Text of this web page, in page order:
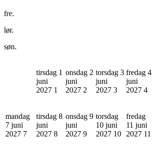
fre.
lør.
søn.
tirsdag 1
juni
2027 1
onsdag 2
juni
2027 2
torsdag 3
juni
2027 3
fredag 4
juni
2027 4
mandag
7 juni
2027 7
tirsdag 8
juni
2027 8
onsdag 9
juni
2027 9
torsdag
10 juni
2027 10
fredag
11 juni
2027 11